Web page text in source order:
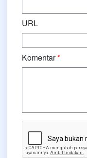
URL
Komentar*